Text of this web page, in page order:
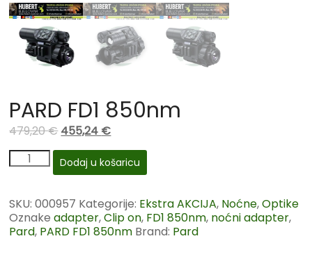
PARD FD1 850nm
479,20€455,24 €
Dodaj u košaricu
SKU:000957 Kategorije: Ekstra AKCIJA, Noćne,Optike
Oznakeadapter,Clip on, FD1 850nm, noćni adapter,
Pard, PARD FD1 850nm Brand: Pard